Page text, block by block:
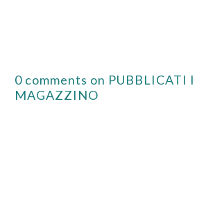
0 comments on PUBBLICATI
MAGAZZINO